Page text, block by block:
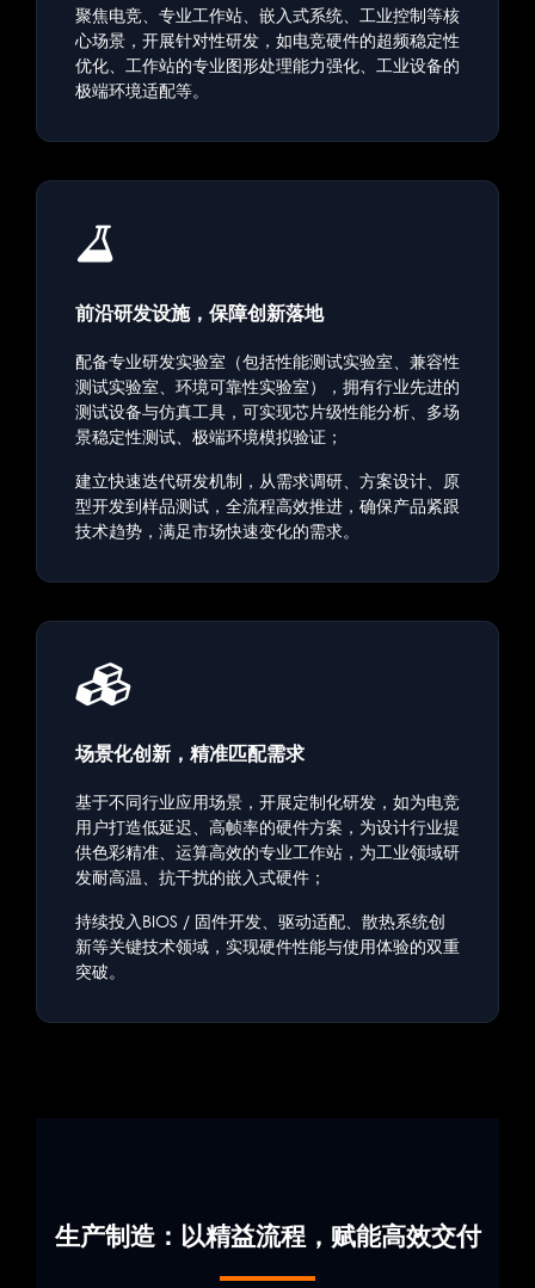
聚焦电竞、专业工作站、嵌入式系统、工业控制等核
心场景，开展针对性研发，如电竞硬件的超频稳定性
优化、工作站的专业图形处理能力强化、工业设备的
极端环境适配等。
前沿研发设施，保障创新落地
配备专业研发实验室（包括性能测试实验室、兼容性
测试实验室、环境可靠性实验室），拥有行业先进的
测试设备与仿真工具，可实现芯片级性能分析、多场
景稳定性测试、极端环境模拟验证；
建立快速迭代研发机制，从需求调研、方案设计、原
型开发到样品测试，全流程高效推进，确保产品紧跟
技术趋势，满足市场快速变化的需求。
场景化创新，精准匹配需求
基于不同行业应用场景，开展定制化研发，如为电竞
用户打造低延迟、高帧率的硬件方案，为设计行业提
供色彩精准、运算高效的专业工作站，为工业领域研
发耐高温、抗干扰的嵌入式硬件；
持续投入BIOS / 固件开发、驱动适配、散热系统创
新等关键技术领域，实现硬件性能与使用体验的双重
突破。
生产制造：以精益流程，赋能高效交付